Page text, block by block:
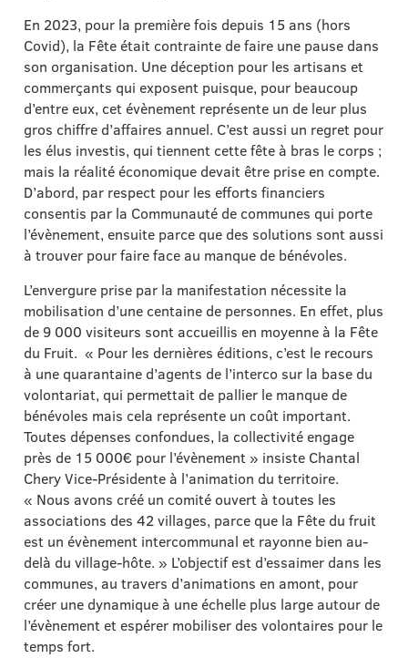
En 2023, pour la première fois depuis 15 ans (hors
Covid), la Fête était contrainte de faire une pause dans
son organisation. Une déception pour les artisans et
commerçants qui exposent puisque, pour beaucoup
d’entre eux, cet évènement représente un de leur plus
gros chiffre d’affaires annuel. C’est aussi un regret pour
les élus investis, qui tiennent cette fête à bras le corps ;
mais la réalité économique devait être prise en compte.
D’abord, par respect pour les efforts financiers
consentis par la Communauté de communes qui porte
l’évènement, ensuite parce que des solutions sont aussi
à trouver pour faire face au manque de bénévoles.
L’envergure prise par la manifestation nécessite la
mobilisation d’une centaine de personnes. En effet, plus
de 9 000 visiteurs sont accueillis en moyenne à la Fête
du Fruit. « Pour les dernières éditions, c’est le recours
à une quarantaine d’agents de l’interco sur la base du
volontariat, qui permettait de pallier le manque de
bénévoles mais cela représente un coût important.
Toutes dépenses confondues, la collectivité engage
près de 15 000€ pour l’évènement » insiste Chantal
Chery Vice-Présidente à l’animation du territoire.
« Nous avons créé un comité ouvert à toutes les
associations des 42 villages, parce que la Fête du fruit
est un évènement intercommunal et rayonne bien au-
delà du village-hôte. » L’objectif est d’essaimer dans les
communes, au travers d’animations en amont, pour
créer une dynamique à une échelle plus large autour de
l’évènement et espérer mobiliser des volontaires pour le
temps fort.